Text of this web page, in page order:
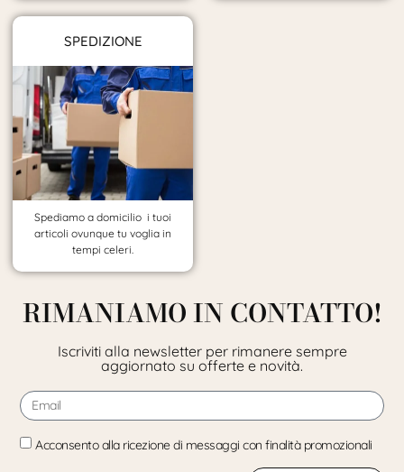
SPEDIZIONE
Spediamo a domicilio i tuoi
articoli ovunque tu voglia in
tempi celeri.
RIMANIAMO IN CONTATTO!
Iscriviti alla newsletter per rimanere sempre
aggiornato su offerte e novità.
Acconsento alla ricezione di messaggi con finalità promozionali